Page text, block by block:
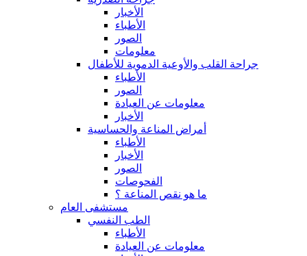
الأخبار
الأطباء
الصور
معلومات
جراحة القلب والأوعية الدموية للأطفال
الأطباء
الصور
معلومات عن العيادة
الأخبار
أمراض المناعة والحساسية
الأطباء
الأخبار
الصور
الفحوصات
ما هو نقص المناعة ؟
مستشفى العام
الطب النفسي
الأطباء
معلومات عن العيادة